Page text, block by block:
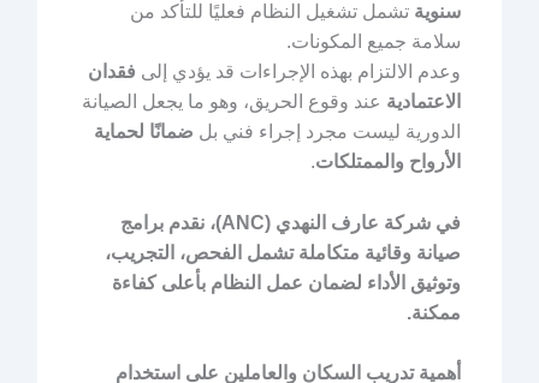
سنوية تشمل تشغيل النظام فعليًا للتأكد من
سلامة جميع المكونات.
وعدم الالتزام بهذه الإجراءات قد يؤدي إلى فقدان
الاعتمادية عند وقوع الحريق، وهو ما يجعل الصيانة
الدورية ليست مجرد إجراء فني بل ضمانًا لحماية
الأرواح والممتلكات.
في شركة عارف النهدي (ANC)، نقدم برامج
صيانة وقائية متكاملة تشمل الفحص، التجريب،
وتوثيق الأداء لضمان عمل النظام بأعلى كفاءة
ممكنة.
أهمية تدريب السكان والعاملين على استخدام